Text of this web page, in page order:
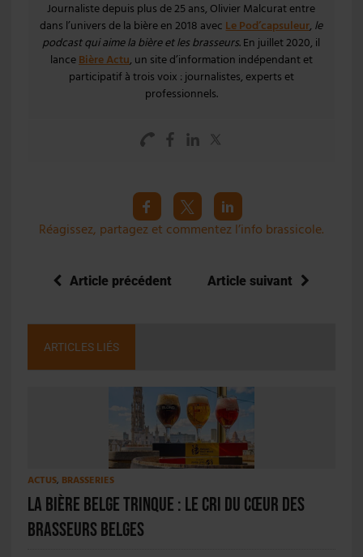
Journaliste depuis plus de 25 ans, Olivier Malcurat entre
dans l’univers de la bière en 2018 avecLe Pod’capsuleur, le
podcast qui aime la bière et les brasseurs. En juillet 2020, il
lanceBière Actu, un site d’information indépendant et
participatif à trois voix : journalistes, experts et
professionnels.
Réagissez, partagez et commentez l’info brassicole.
Article précédent Article suivant
ARTICLES LIÉS
ACTUS, BRASSERIES
La bière belge trinque : le cri du cœur des
Brasseurs Belges